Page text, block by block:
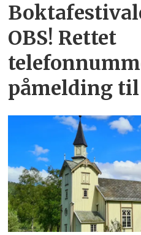
OBS! Rettet
påmelding til